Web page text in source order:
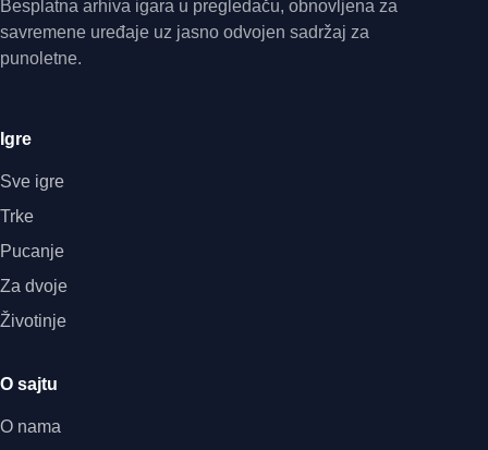
Besplatna arhiva igara u pregledaču, obnovljena za
savremene uređaje uz jasno odvojen sadržaj za
punoletne.
Igre
Sve igre
Trke
Pucanje
Za dvoje
Životinje
O sajtu
O nama